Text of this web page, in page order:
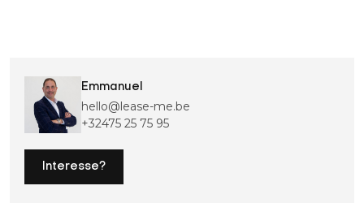
Emmanuel
hello@lease-me.be
+32475 25 75 95
Interesse?